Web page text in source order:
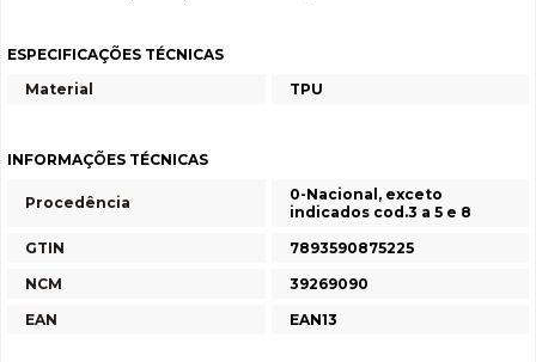
ESPECIFICAÇÕES TÉCNICAS
Material
TPU
INFORMAÇÕES TÉCNICAS
Procedência
0-Nacional, exceto
indicados cod.3 a 5 e 8
GTIN
7893590875225
NCM
39269090
EAN
EAN13